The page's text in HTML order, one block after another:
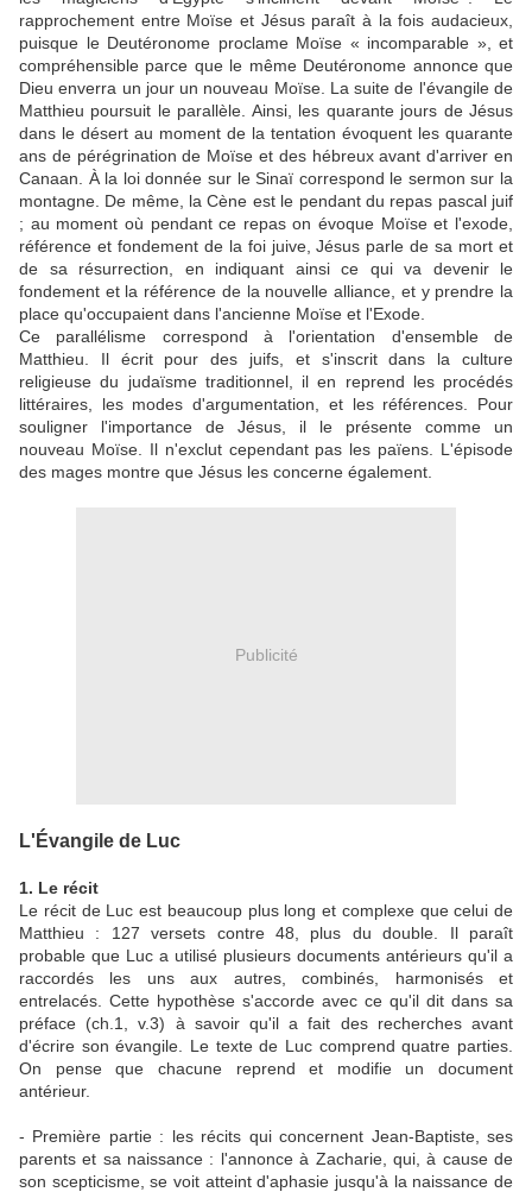
rapprochement entre Moïse et Jésus paraît à la fois audacieux,
puisque le Deutéronome proclame Moïse « incomparable », et
compréhensible parce que le même Deutéronome annonce que
Dieu enverra un jour un nouveau Moïse. La suite de l'évangile de
Matthieu poursuit le parallèle. Ainsi, les quarante jours de Jésus
dans le désert au moment de la tentation évoquent les quarante
ans de pérégrination de Moïse et des hébreux avant d'arriver en
Canaan. À la loi donnée sur le Sinaï correspond le sermon sur la
montagne. De même, la Cène est le pendant du repas pascal juif
; au moment où pendant ce repas on évoque Moïse et l'exode,
référence et fondement de la foi juive, Jésus parle de sa mort et
de sa résurrection, en indiquant ainsi ce qui va devenir le
fondement et la référence de la nouvelle alliance, et y prendre la
place qu'occupaient dans l'ancienne Moïse et l'Exode.
Ce parallélisme correspond à l'orientation d'ensemble de
Matthieu. Il écrit pour des juifs, et s'inscrit dans la culture
religieuse du judaïsme traditionnel, il en reprend les procédés
littéraires, les modes d'argumentation, et les références. Pour
souligner l'importance de Jésus, il le présente comme un
nouveau Moïse. Il n'exclut cependant pas les païens. L'épisode
des mages montre que Jésus les concerne également.
Publicité
L'Évangile de Luc
1. Le récit
Le récit de Luc est beaucoup plus long et complexe que celui de
Matthieu : 127 versets contre 48, plus du double. Il paraît
probable que Luc a utilisé plusieurs documents antérieurs qu'il a
raccordés les uns aux autres, combinés, harmonisés et
entrelacés. Cette hypothèse s'accorde avec ce qu'il dit dans sa
préface (ch.1, v.3) à savoir qu'il a fait des recherches avant
d'écrire son évangile. Le texte de Luc comprend quatre parties.
On pense que chacune reprend et modifie un document
antérieur.
- Première partie : les récits qui concernent Jean-Baptiste, ses
parents et sa naissance : l'annonce à Zacharie, qui, à cause de
son scepticisme, se voit atteint d'aphasie jusqu'à la naissance de